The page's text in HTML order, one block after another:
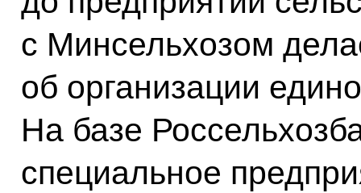
с Минсельхозом
об организации
На базе
специальное